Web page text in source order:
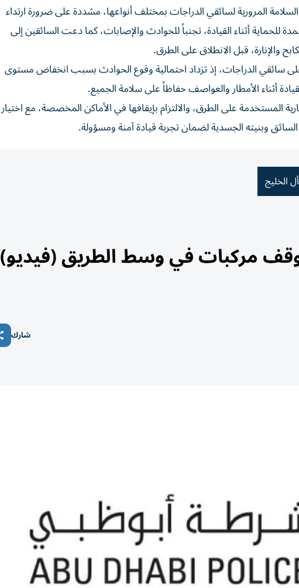
المرورية لسائقي الدراجات بمختلف أنواعها، مشددة على ضرورة ارتداء
للحماية أثناء القيادة، تجنباً للحوادث والإصابات، كما دعت السائقين إلى
والإنارة، قبل الانطلاق على الطرق.
سائقي الدراجات، إذ تزداد احتمالية وقوع الحوادث بسبب انخفاض مستوى
أثناء الأمطار والعواصف حفاظاً على سلامة الجميع.
على الطرق، والالتزام بإيقافها في الأماكن المخصصة، مع اختيار
وبنيته الجسدية لضمان تجربة قيادة آمنة ومسؤولة.
الخليج
مركبات في وسط الطريق (فيديو)
شارك